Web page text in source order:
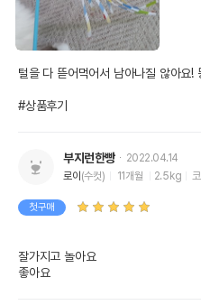
털을 다 뜯어먹어서 남아나질 않아요
#상품후기
부지런한빵
2022.04.14
로이 (수컷) 11개월 2.5kg
첫구매
잘가지고 놀아요
좋아요